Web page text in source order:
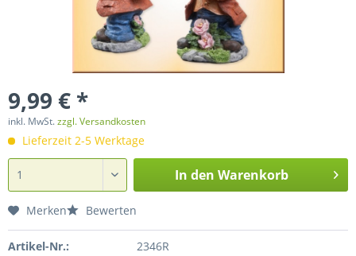
9,99 € *
inkl. MwSt.zzgl. Versandkosten
Lieferzeit 2-5 Werktage
In den Warenkorb
Merken Bewerten
Artikel-Nr.: 2346R